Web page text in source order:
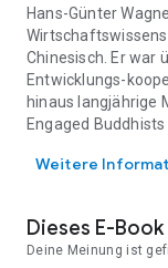
Frauen und die
Zeugnissen
der Gedichte und
Jahrtausende
höchst aktuell an.
Redensarten in
Hans-Günter
Chinesisch. Er war
Entwicklungs-
hinaus langjährige
Engaged
buddhistischen
Weitere
Dieses E-
Deine Meinung ist